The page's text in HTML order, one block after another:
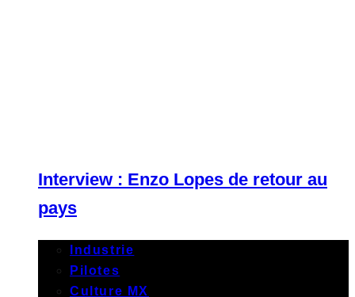
Interview : Enzo Lopes de retour au
pays
Industrie
Pilotes
Culture MX